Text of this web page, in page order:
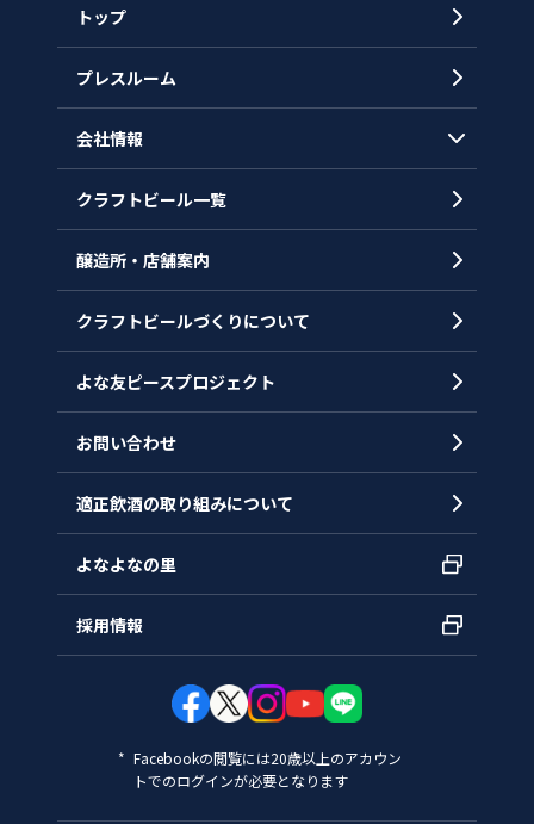
トップ
プレスルーム
会社情報
会社概要
沿革
クラフトビール一覧
醸造所・店舗案内
クラフトビールづくりについて
よな友ピースプロジェクト
お問い合わせ
適正飲酒の取り組みについて
よなよなの里
採用情報
Facebookの閲覧には20歳以上のアカウン
トでのログインが必要となります